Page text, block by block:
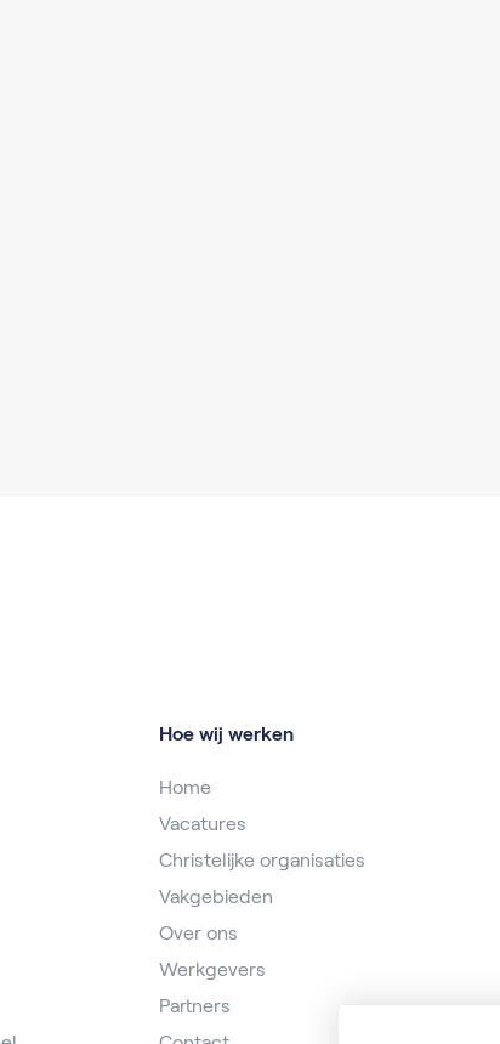
Hoe wij werken
Home
Vacatures
Christelijke organisaties
Vakgebieden
Over ons
Werkgevers
Partners